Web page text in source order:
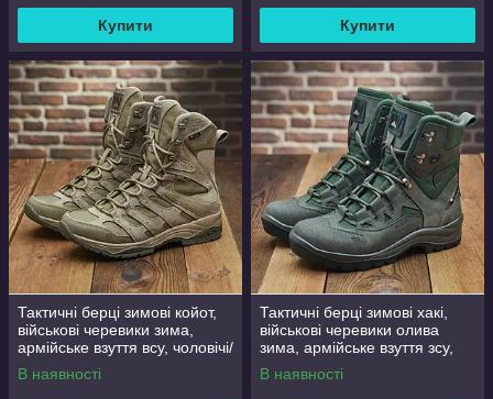
Купити Купити
Тактичні берці зимові койот,
військові черевики зима,
армійське взуття всу, чоловічі/
жіночі, розмір 36-47
В наявності
Тактичні берці зимові хакі,
військові черевики олива
зима, армійське взуття зсу,
чоловічі/жіночі, розмір 36-48
В наявності